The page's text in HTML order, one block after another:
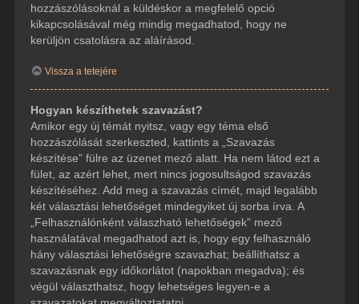
hozzászólásoknál a küldéskor a megfelelő opció
kikapcsolásával még mindig megadhatod, hogy ne
kerüljön csatolásra az aláírásod.
Vissza a tetejére
Hogyan készíthetek szavazást?
Amikor egy új témát nyitsz, vagy egy téma első
hozzászólását szerkeszted, kattints a „Szavazás
készítése” fülre az üzenet mező alatt. Ha nem látod ezt a
fület, az azért lehet, mert nincs jogosultságod szavazás
készítéséhez. Add meg a szavazás címét, majd legalább
két választási lehetőséget mindegyiket új sorba írva. A
„Felhasználónként válaszható lehetőségek” mező
használatával megadhatod azt is, hogy egy felhasználó
hány választási lehetőségre szavazhat; beállíthatsz a
szavazásnak egy időkorlátot (napokban megadva); és
végül választhatsz, hogy lehetséges legyen-e a